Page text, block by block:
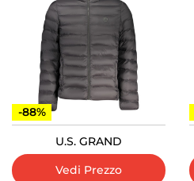
-88%
U.S. GRAND
Vedi Prezzo